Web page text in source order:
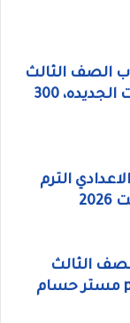
الصف الثالث
الاعدادى الترم الثانى حسب المواصفات الجديده، 300
الترم
الثالث
الاعدادي الترم الاول المنهج الجديد pdf مستر حسام